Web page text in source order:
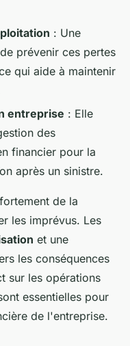
: Une
prévenir ces pertes
qui aide à maintenir
entreprise : Elle
des
financier pour la
après un sinistre.
de la
les imprévus. Les
et une
les conséquences
sur les opérations
essentielles pour
de l'entreprise.